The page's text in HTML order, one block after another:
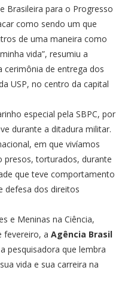
Brasileira para o Progresso
como sendo um que
de uma maneira como
vida”, resumiu a
de entrega dos
USP, no centro da capital
especial pela SBPC, por
durante a ditadura militar.
em que vivíamos
presos, torturados, durante
que teve comportamento
defesa dos direitos
e Meninas na Ciência,
fevereiro, a Agência Brasil
pesquisadora que lembra
vida e sua carreira na